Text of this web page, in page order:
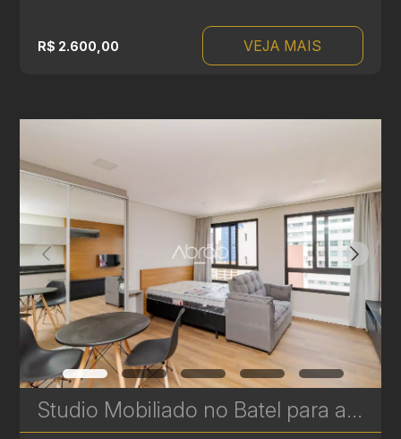
R$ 2.600,00 VEJA MAIS
Studio Mobiliado no Batel para alugar – BF2211 - 26 m² - Pronto para Morar | Ref. 232